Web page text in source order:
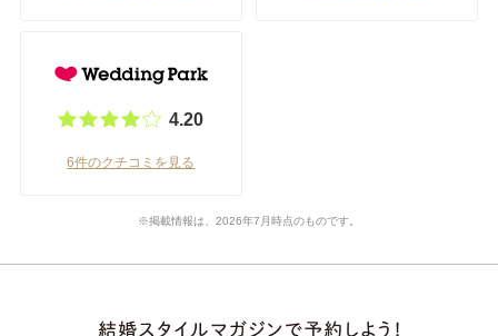
4.20
6件のクチコミを見る
※掲載情報は、2026年7月時点のものです。